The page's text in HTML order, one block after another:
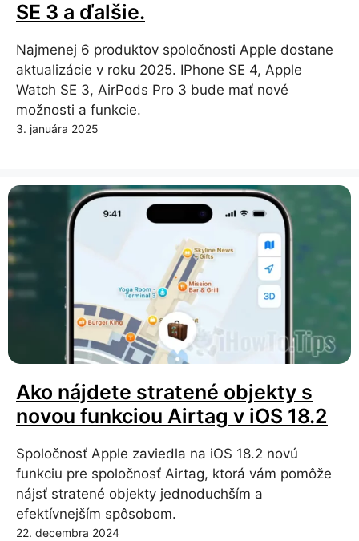
SE 3 a ďalšie.
Najmenej 6 produktov spoločnosti Apple dostane
aktualizácie v roku 2025. IPhone SE 4, Apple
Watch SE 3, AirPods Pro 3 bude mať nové
možnosti a funkcie.
3. januára 2025
Ako nájdete stratené objekty s
novou funkciou Airtag v iOS 18.2
Spoločnosť Apple zaviedla na iOS 18.2 novú
funkciu pre spoločnosť Airtag, ktorá vám pomôže
nájsť stratené objekty jednoduchším a
efektívnejším spôsobom.
22. decembra 2024